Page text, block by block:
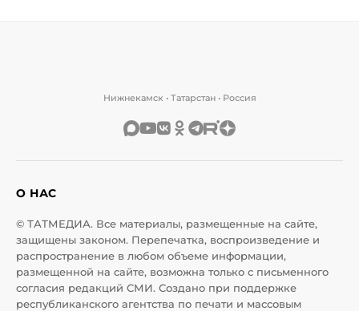
Нижнекамск • Татарстан • Россия
О НАС
© ТАТМЕДИА. Все материалы, размещенные на сайте,
защищены законом. Перепечатка, воспроизведение и
распространение в любом объеме информации,
размещенной на сайте, возможна только с письменного
согласия редакций СМИ. Создано при поддержке
республиканского агентства по печати и массовым